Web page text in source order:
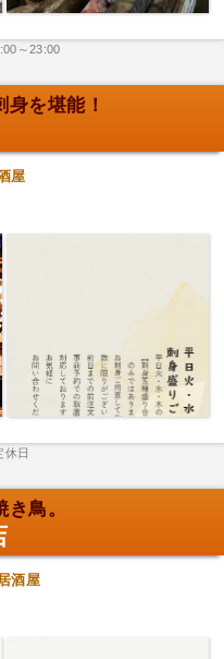
～23:00
を堪能！
屋
休日
鳥。
酒屋